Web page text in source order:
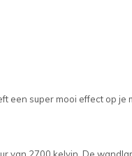
een super mooi effect op je